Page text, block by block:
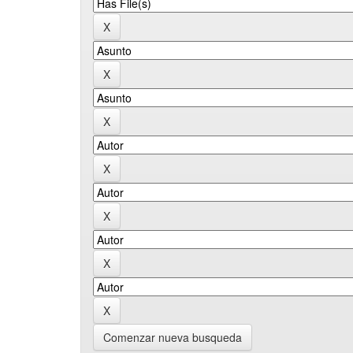
Comenzar nueva busqueda